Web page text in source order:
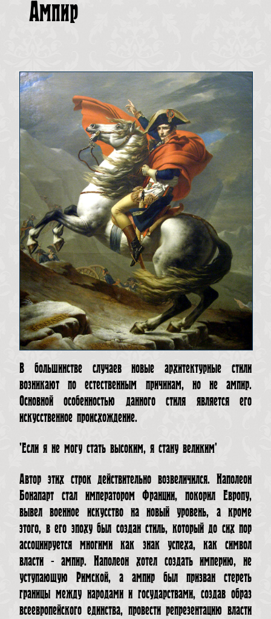
Ампир
В большинстве случаев новые архитектурные стили
возникают по естественным причинам, но не ампир.
Основной особенностью данного стиля является его
искусственное происхождение.
'Если я не могу стать высоким, я стану великим'
Автор этих строк действительно возвеличился. Наполеон
Бонапарт стал императором Франции, покорил Европу,
вывел военное искусство на новый уровень, а кроме
этого, в его эпоху был создан стиль, который до сих пор
ассоциируется многими как знак успеха, как символ
власти - ампир. Наполеон хотел создать империю, не
уступающую Римской, а ампир был призван стереть
границы между народами и государствами, создав образ
всеевропейского единства, провести репрезентацию власти